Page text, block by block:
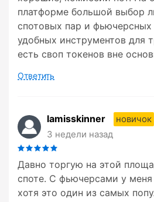
платформе большой выбор
спотовых пар и фьючерсных
удобных инструментов для
есть своп токенов вне
Ответить
lamisskinner
новичок
3 недели назад
Давно торгую на этой
споте. С фьючерсами у
хотя это один из самых